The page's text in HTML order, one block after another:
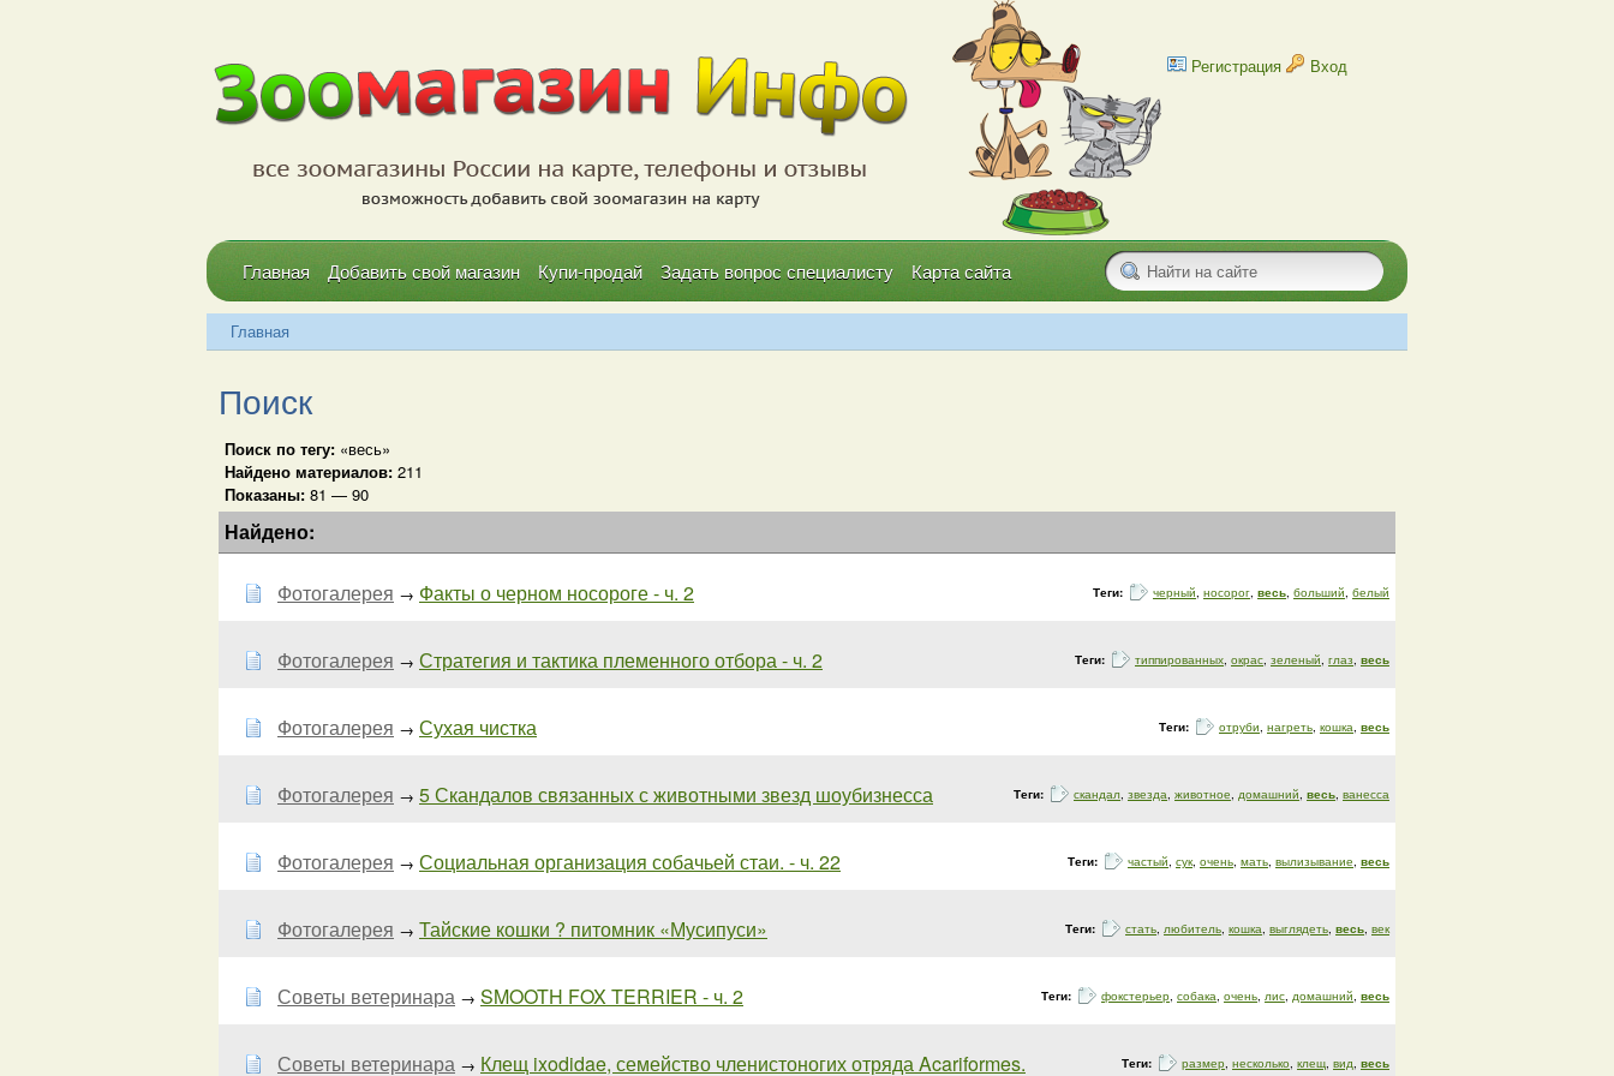
Регистрация Вход
Главная Добавить свой магазин Купи-продай Задать вопрос специалисту Карта сайта
Главная
Поиск
Поиск по тегу: «весь»
Найдено материалов: 211
Показаны: 81 — 90
Найдено:
Фотогалерея → Факты о черном носороге - ч. 2 Теги: черный, носорог, весь, больший, белый
Фотогалерея → Стратегия и тактика племенного отбора - ч. 2 Теги: типпированных, окрас, зеленый, глаз, весь
Фотогалерея → Сухая чистка Теги: отруби, нагреть, кошка, весь
Фотогалерея → 5 Скандалов связанных с животными звезд шоубизнесса Теги: скандал, звезда, животное, домашний, весь, ванесса
Фотогалерея → Социальная организация собачьей стаи. - ч. 22 Теги: частый, сук, очень, мать, вылизывание, весь
Фотогалерея → Тайские кошки ? питомник «Мусипуси» Теги: стать, любитель, кошка, выглядеть, весь, век
Советы ветеринара → SMOOTH FOX TERRIER - ч. 2 Теги: фокстерьер, собака, очень, лис, домашний, весь
Советы ветеринара → Клещ ixodidae, семейство членистоногих отряда Acariformes. Теги: размер, несколько, клещ, вид, весь